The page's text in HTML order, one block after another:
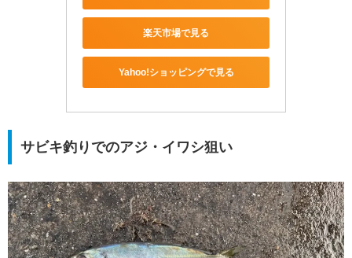
楽天市場で見る
Yahoo!ショッピングで見る
サビキ釣りでのアジ・イワシ狙い